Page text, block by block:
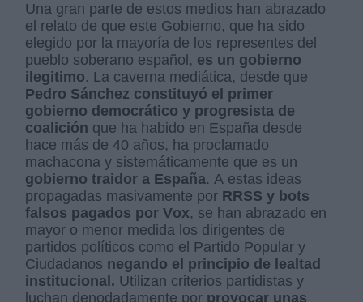
Una gran parte de estos medios han abrazado
el relato de que este Gobierno, que ha sido
elegido por la mayoría de los representes del
pueblo soberano español, es un gobierno
ilegitimo. La caverna mediática, desde que
Pedro Sánchez constituyó el primer
gobierno democrático y progresista de
coalición que ha habido en España desde
hace más de 40 años, ha proclamado
machacona y sistemáticamente que es un
gobierno traidor a España. A estas ideas
propagadas masivamente por RRSS y bots
falsos pagados por Vox, se han abrazado en
mayor o menor medida los dirigentes de
partidos políticos como el Partido Popular y
Ciudadanos negando el principio de lealtad
institucional. Utilizan criterios partidistas y
luchan denodadamente por provocar unas